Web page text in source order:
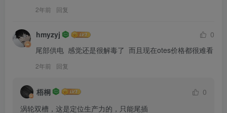
2年前 回复
hmyzyj
0
尾部供电  感觉还是很解毒了  而且现在otes价格都很难看
2年前 回复
梧桐
0
涡轮双槽，这是定位生产力的，只能尾插